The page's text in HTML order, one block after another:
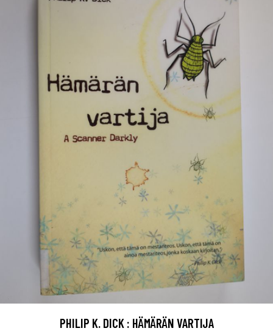
PHILIP K. DICK : HÄMÄRÄN VARTIJA